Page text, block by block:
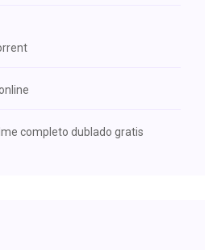
completo dublado gratis